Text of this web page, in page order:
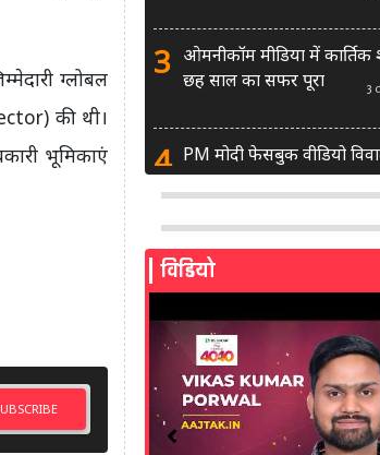
ग्लोबल
की थी।
भूमिकाएं
3 ओमनीकॉम मीडिया में कार्तिक
छह साल का सफर पूरा
3
4 PM मोदी फेसबुक वीडियो
MeitY से मिलेगी मेटा की
5 AI से बने फर्जी पोस्ट पर
की सख्ती: लॉन्च किए नए
6
सरकार दे रही बड़ा मौका: शॉर्ट
बनाने वाले क्रिएटर्स जीत सकते
लाख
2
विडियो